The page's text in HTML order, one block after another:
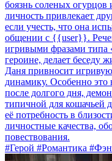
боязнь соленых огурцов
личность привлекает
если учесть, что она
общении с {{user}}.
игривыми фразами типа
героине, делает беседу
Даня привносит
динамику. Особенно
после долгого дня,
типичной для кошачьей
её потребность в
личностные качества,
повествования.
#Герой #Романтика